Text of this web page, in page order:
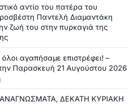
αντίο του πατέρα του
Παντελή Διαμαντάκη
ζωή του στην πυρκαγιά της
αγαπήσαμε επιστρέφει! –
Παρασκευή 21 Αυγούστου 2026
ΑΝΑΓΝΩΣΜΑΤΑ, ΔΕΚΑΤΗ ΚΥΡΙΑΚΗ